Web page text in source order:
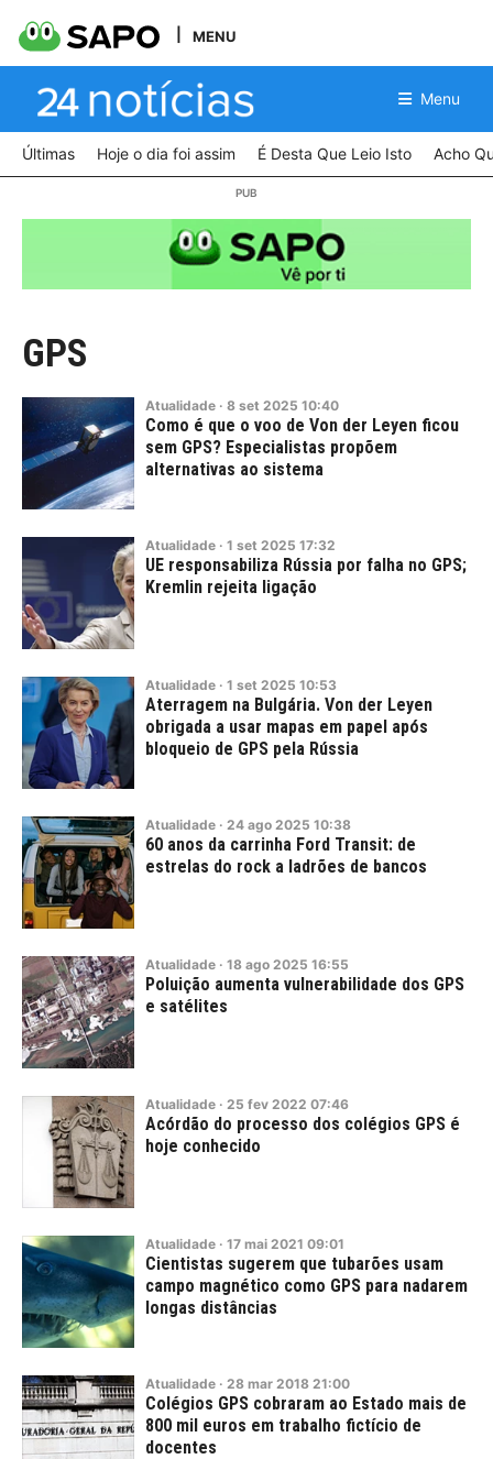
MENU
Menu
Últimas Hoje o dia foi assim É Desta Que Leio Isto Acho
GPS
Atualidade · 8 set 2025 10:40
Como é que o voo de Von der Leyen ficou
sem GPS? Especialistas propõem
alternativas ao sistema
Atualidade · 1 set 2025 17:32
UE responsabiliza Rússia por falha no GPS;
Kremlin rejeita ligação
Atualidade · 1 set 2025 10:53
Aterragem na Bulgária. Von der Leyen
obrigada a usar mapas em papel após
bloqueio de GPS pela Rússia
Atualidade · 24 ago 2025 10:38
60 anos da carrinha Ford Transit: de
estrelas do rock a ladrões de bancos
Atualidade · 18 ago 2025 16:55
Poluição aumenta vulnerabilidade dos GPS
e satélites
Atualidade · 25 fev 2022 07:46
Acórdão do processo dos colégios GPS é
hoje conhecido
Atualidade · 17 mai 2021 09:01
Cientistas sugerem que tubarões usam
campo magnético como GPS para nadarem
longas distâncias
Atualidade · 28 mar 2018 21:00
Colégios GPS cobraram ao Estado mais de
800 mil euros em trabalho fictício de
docentes